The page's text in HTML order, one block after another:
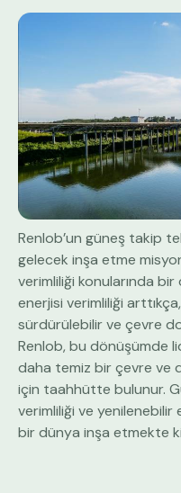
Renlob’un güneş takip
gelecek inşa etme
verimliliği konularında
enerjisi verimliliği
sürdürülebilir ve çevre
Renlob, bu dönüşümde
daha temiz bir çevre ve
için taahhütte bulunur.
verimliliği ve yenilenebilir
bir dünya inşa etmekte